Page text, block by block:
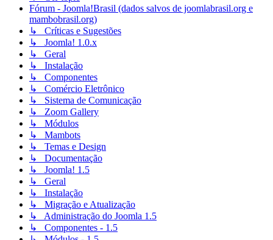
Fórum - Joomla!Brasil (dados salvos de joomlabrasil.org e
mambobrasil.org)
↳ Críticas e Sugestões
↳ Joomla! 1.0.x
↳ Geral
↳ Instalação
↳ Componentes
↳ Comércio Eletrônico
↳ Sistema de Comunicação
↳ Zoom Gallery
↳ Módulos
↳ Mambots
↳ Temas e Design
↳ Documentação
↳ Joomla! 1.5
↳ Geral
↳ Instalação
↳ Migração e Atualização
↳ Administração do Joomla 1.5
↳ Componentes - 1.5